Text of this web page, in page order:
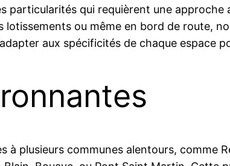
particularités qui requièrent une
lotissements ou même en bord de route,
aux spécificités de chaque espace
à plusieurs communes alentours, comme